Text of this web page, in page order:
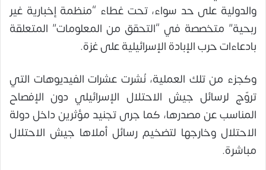
والدولية على حد سواء، تحت غطاء “منظمة إخبارية غير
ربحية” متخصصة في “التحقق من المعلومات” المتعلقة
بادعاءات حرب الإبادة الإسرائيلية على غزة.
وكجزء من تلك العملية، نُشرت عشرات الفيديوهات التي
تروّج لرسائل جيش الاحتلال الإسرائيلي دون الإفصاح
المناسب عن مصدرها، كما جرى تجنيد مؤثرين داخل دولة
الاحتلال وخارجها لتضخيم رسائل أملاها جيش الاحتلال
مباشرة.